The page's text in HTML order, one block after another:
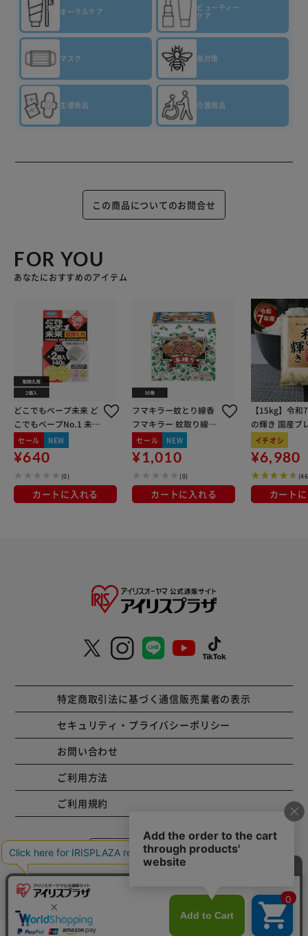
オーラルケア
ビューティー
ケア
マスク 虫対策
生理用品 介護用品
この商品についてのお問合せ
FOR YOU
あなたにおすすめのアイテム
どこでもベープ未来 ど
こでもベープNo.1 未来
取替え用 不快害虫用 2
個入
セール NEW
¥640
(0)
カートに入れる
フマキラー蚊とり線香
フマキラー 蚊取り線香
本練り 50巻
セール NEW
¥1,010
(0)
カートに入れる
【15kg】令和
の輝き 国産ブ
kg×3袋
イチオシ
¥6,980
カート
特定商取引法に基づく通信販売業者の表示
セキュリティ・プライバシーポリシー
お問い合わせ
ご利用方法
ご利用規約
コーポレートサイト
Copyright © 2001 IRISPLAZA. ALL Rights Reserved.